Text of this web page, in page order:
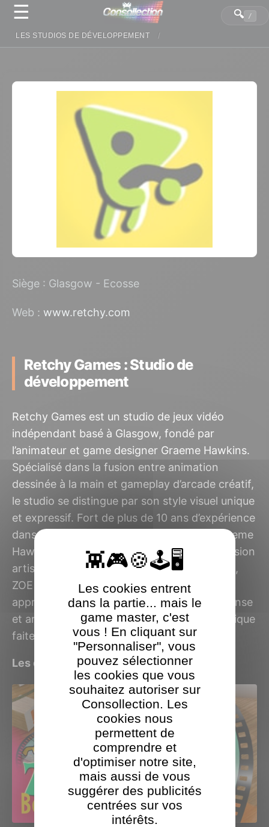
☰
LES STUDIOS DE DÉVELOPPEMENT
🔍 /
Siège : Glasgow - Ecosse
Web : www.retchy.com
Retchy Games : Studio de
développement
Retchy Games est un studio de jeux vidéo
indépendant basé à Glasgow, fondé par
l’animateur et game designer Graeme Hawkins.
Spécialisé dans la fusion entre animation
dessinée à la main et gameplay d’arcade créatif,
le studio se distingue par son style visuel unique
et expressif. Fort de plus de 10 ans d’expérience
dans l’animation et la narration visuelle, Graeme
Hawkins apporte à ses créations une dimension
artisanale et expérimentale. Son premier jeu,
ZOE Begone!, illustre parfaitement cette
approche en proposant une expérience intense
et artistique, mêlant action, chaos et esthétique
faite à l’encre.
Les derniers jeux Retchy Games testés
Panneau de gestion des cookies
Les cookies entrent
dans la partie... mais le
game master, c'est
vous ! En cliquant sur
"Personnaliser", vous
pouvez sélectionner
les cookies que vous
souhaitez autoriser sur
Consollection. Les
cookies nous
permettent de
comprendre et
d'optimiser notre site,
mais aussi de vous
suggérer des publicités
centrées sur vos
intérêts.